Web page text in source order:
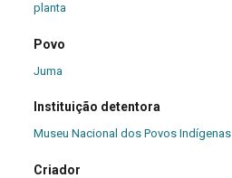
planta
Povo
Juma
Instituição detentora
Museu Nacional dos Povos Indígenas
Criador